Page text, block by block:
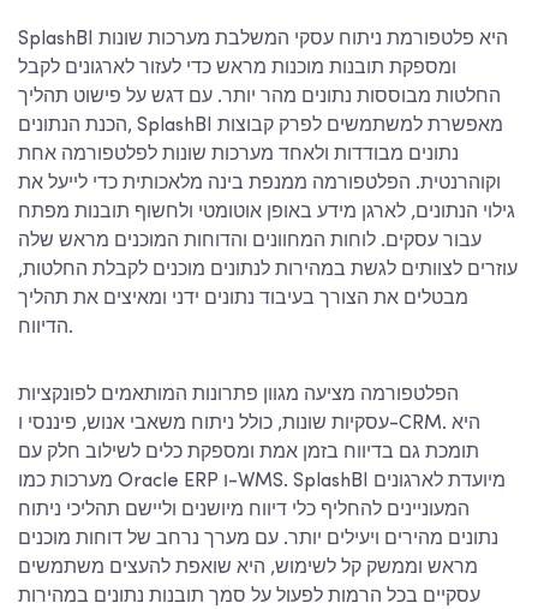
SplashBI היא פלטפורמת ניתוח עסקי המשלבת מערכות שונות
ומספקת תובנות מוכנות מראש כדי לעזור לארגונים לקבל
החלטות מבוססות נתונים מהר יותר. עם דגש על פישוט תהליך
הכנת הנתונים, SplashBI מאפשרת למשתמשים לפרק קבוצות
נתונים מבודדות ולאחד מערכות שונות לפלטפורמה אחת
וקוהרנטית. הפלטפורמה ממנפת בינה מלאכותית כדי לייעל את
גילוי הנתונים, לארגן מידע באופן אוטומטי ולחשוף תובנות מפתח
עבור עסקים. לוחות המחוונים והדוחות המוכנים מראש שלה
עוזרים לצוותים לגשת במהירות לנתונים מוכנים לקבלת החלטות,
מבטלים את הצורך בעיבוד נתונים ידני ומאיצים את תהליך
הדיווח.
הפלטפורמה מציעה מגוון פתרונות המותאמים לפונקציות
עסקיות שונות, כולל ניתוח משאבי אנוש, פיננסי ו-CRM. היא
תומכת גם בדיווח בזמן אמת ומספקת כלים לשילוב חלק עם
מערכות כמו Oracle ERP ו-WMS. SplashBI מיועדת לארגונים
המעוניינים להחליף כלי דיווח מיושנים וליישם תהליכי ניתוח
נתונים מהירים ויעילים יותר. עם מערך נרחב של דוחות מוכנים
מראש וממשק קל לשימוש, היא שואפת להעצים משתמשים
עסקיים בכל הרמות לפעול על סמך תובנות נתונים במהירות